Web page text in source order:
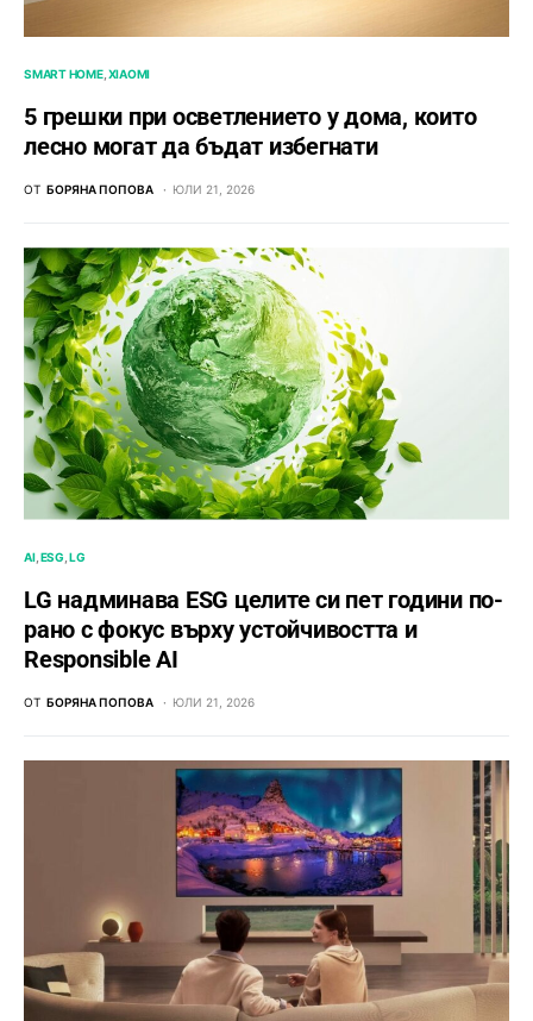
SMART HOME XIAOMI
5 грешки при осветлението у дома, които
лесно могат да бъдат избегнати
ОТ БОРЯНА ПОПОВА ЮЛИ 21, 2026
AI ESG LG
LG надминава ESG целите си пет години по-
рано с фокус върху устойчивостта и
Responsible AI
ОТ БОРЯНА ПОПОВА ЮЛИ 21, 2026